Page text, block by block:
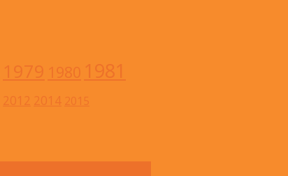
1979 1980 1981
2012 2014 2015